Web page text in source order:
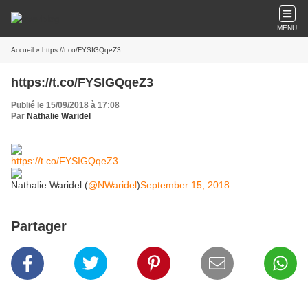
MENU
Accueil » https://t.co/FYSIGQqeZ3
https://t.co/FYSIGQqeZ3
Publié le 15/09/2018 à 17:08
Par Nathalie Waridel
https://t.co/FYSIGQqeZ3
Nathalie Waridel (@NWaridel)September 15, 2018
Partager